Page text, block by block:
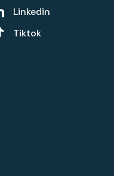
Linkedin
Tiktok